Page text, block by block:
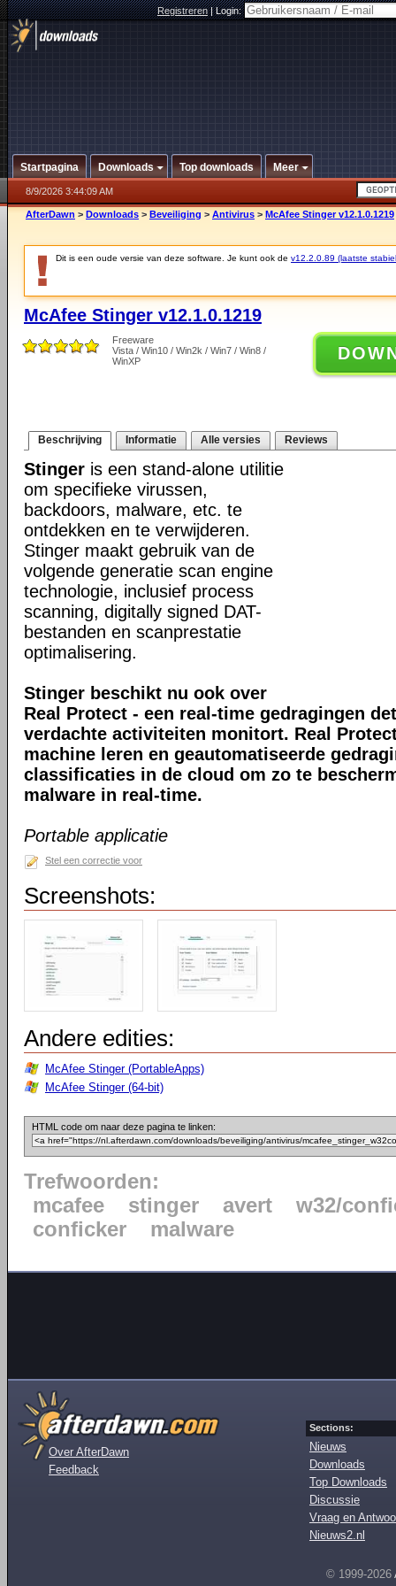
Registreren|Login:
Startpagina Downloads Top downloads Meer
8/9/2026 3:44:09 AM
AfterDawn > Downloads > Beveiliging > Antivirus > McAfee Stinger v12.1.0.1219
Dit is een oude versie van deze software. Je kunt ook de v12.2.0.89 (laatste
McAfee Stinger v12.1.0.1219
Freeware
Vista / Win10 / Win2k / Win7 / Win8 /
WinXP
Beschrijving Informatie Alle versies Reviews
Stinger is een stand-alone utilitie
om specifieke virussen,
backdoors, malware, etc. te
ontdekken en te verwijderen.
Stinger maakt gebruik van de
volgende generatie scan engine
technologie, inclusief process
scanning, digitally signed DAT-
bestanden en scanprestatie
optimalisering.
Stinger beschikt nu ook over
Real Protect - een real-time gedragingen
verdachte activiteiten monitort. Real
machine leren en geautomatiseerde
classificaties in de cloud om zo te
malware in real-time.
Portable applicatie
Stel een correctie voor
Screenshots:
Andere edities:
McAfee Stinger (PortableApps)
McAfee Stinger (64-bit)
HTML code om naar deze pagina te linken:
Trefwoorden:
mcafee
stinger avert
w32/
conficker
malware
Over AfterDawn
Feedback
Sections:
Nieuws
Downloads
Top Downloads
Discussie
Vraag en
Nieuws2.nl
© 1999-2026